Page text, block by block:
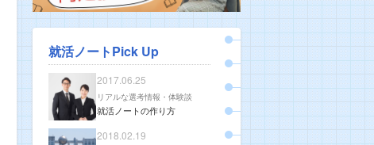
就活ノートPick Up
2017.06.25
リアルな選考情報・体験談
就活ノートの作り方
2018.02.19